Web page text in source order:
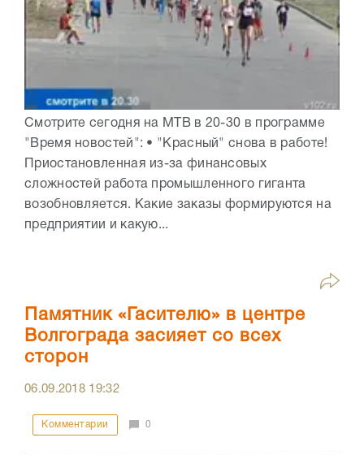
Смотрите сегодня на МТВ в 20-30 в программе
"Время новостей": • "Красный" снова в работе!
Приостановленная из-за финансовых
сложностей работа промышленного гиганта
возобновляется. Какие заказы формируются на
предприятии и какую...
Памятник «Гасителю» в центре
Волгограда засияет со всех
сторон
06.09.2018 19:32
Комментарии 0